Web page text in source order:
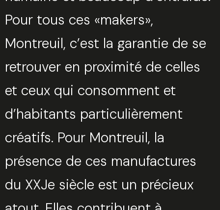
Pour tous ces «makers»,
Montreuil, c’est la garantie de se
retrouver en proximité de celles
et ceux qui consomment et
d’habitants particulièrement
créatifs. Pour Montreuil, la
présence de ces manufactures
du XXJe siècle est un précieux